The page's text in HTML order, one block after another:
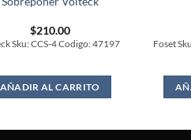
$210.00
Sku: CCS-4 Codigo: 47197
AÑADIR AL CARRITO
Foset